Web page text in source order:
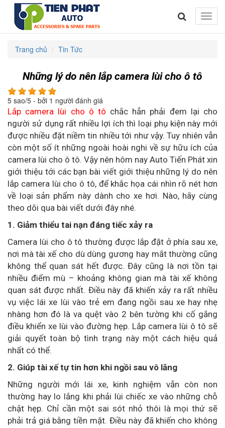
Toggle
Trang chủ Tin Tức
Những lý do nên lắp camera lùi cho ô tô
5 sao/5 - bởi 1 người đánh giá
Lắp camera lùi cho ô tô chắc hẳn phải đem lại cho
người sử dụng rất nhiều lợi ích thì loại phụ kiện này mới
được nhiều đặt niềm tin nhiều tới như vậy. Tuy nhiên vẫn
còn một số ít những ngoài hoài nghi về sự hữu ích của
camera lùi cho ô tô. Vậy nên hôm nay Auto Tiến Phát xin
giới thiệu tới các bạn bài viết giới thiệu những lý do nên
lắp camera lùi cho ô tô, để khắc họa cái nhìn rõ nét hơn
về loại sản phẩm này dành cho xe hơi. Nào, hãy cùng
theo dõi qua bài viết dưới đây nhé.
1. Giảm thiểu tai nạn đáng tiếc xảy ra
Camera lùi cho ô tô thường được lắp đặt ở phía sau xe,
nơi mà tài xế cho dù dùng gương hay mắt thường cũng
không thể quan sát hết được. Đây cũng là nơi tồn tại
nhiều điểm mù – khoảng không gian mà tài xế không
quan sát được nhất. Điều này đã khiến xảy ra rất nhiều
vụ việc lái xe lùi vào trẻ em đang ngồi sau xe hay nhẹ
nhàng hơn đó là va quệt vào 2 bên tường khi cố gắng
điều khiển xe lùi vào đường hẹp. Lắp camera lùi ô tô sẽ
giải quyết toàn bộ tình trạng này một cách hiệu quả
nhất có thể.
2. Giúp tài xế tự tin hơn khi ngồi sau vô lăng
Những người mới lái xe, kinh nghiệm vẫn còn non
thường hay lo lắng khi phải lùi chiếc xe vào những chỗ
chật hẹp. Chỉ cần một sai sót nhỏ thôi là mọi thứ sẽ
phải trả giá bằng tiền mặt. Điều này đã khiến cho không